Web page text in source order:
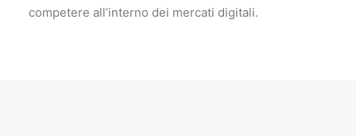
competere all’interno dei mercati digitali.